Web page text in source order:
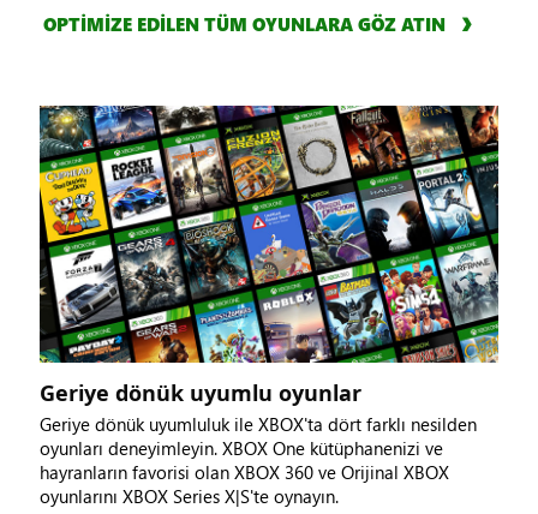
OPTİMİZE EDİLEN TÜM OYUNLARA GÖZ ATIN
Geriye dönük uyumlu oyunlar
Geriye dönük uyumluluk ile XBOX'ta dört farklı nesilden
oyunları deneyimleyin. XBOX One kütüphanenizi ve
hayranların favorisi olan XBOX 360 ve Orijinal XBOX
oyunlarını XBOX Series X|S'te oynayın.